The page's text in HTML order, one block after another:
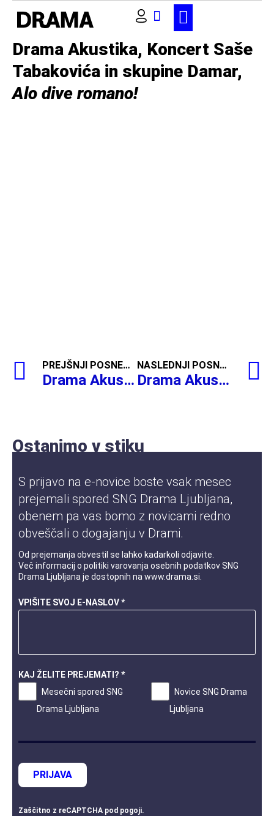
Drama Akustika, Koncert Saše
Tabakovića in skupine Damar,
Alo dive romano!
PREJŠNJI POSNETEK
Drama Akustika, Koncert Brine ob 10. obletnici
NASLEDNJI POSNETEK
Drama Akustika, Koncert skupine Bossa de Novo,
Ostanimo v stiku
S prijavo na e-novice boste vsak mesec
prejemali spored SNG Drama Ljubljana,
obenem pa vas bomo z novicami redno
obveščali o dogajanju v Drami.
Od prejemanja obvestil se lahko kadarkoli odjavite.
Več informacij o politiki varovanja osebnih podatkovSNG
Drama Ljubljana je dostopnih na www.drama.si
VPIŠITE SVOJ E-NASLOV *
KAJ ŽELITE PREJEMATI? *
Mesečni spored SNG
Drama Ljubljana
Novice SNG Drama
Ljubljana
PRIJAVA
Zaščitno z reCAPTCHA pod pogoji.